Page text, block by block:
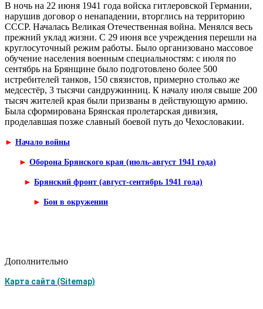
В ночь на 22 июня 1941 года войска гитлеровской Германии,
нарушив договор о ненападении, вторглись на территорию
СССР. Началась Великая Отечественная война. Менялся весь
прежний уклад жизни. С 29 июня все уч­реждения перешли на
круглосуточный режим работы. Было организовано массовое
обучение населения военным специальностям: с июля по
сентябрь на Брянщине было подготовлено более 500
истребителей танков, 150 связи­стов, примерно столько же
медсестёр, 3 тысячи сандружинниц. К началу июля свыше 200
тысяч жителей края были призваны в действующую армию.
Была сформирована Брянская пролетарская дивизия,
проделавшая позже славный боевой путь до Чехословакии.
► Начало войны
► Оборона Брянского края (июль-август 1941 года)
► Брянский фронт (август-сентябрь 1941 года)
► Бои в окружении
Дополнительно
Карта сайта (Sitemap)